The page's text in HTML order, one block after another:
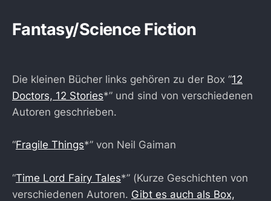
Fantasy/Science Fiction
Die kleinen Bücher links gehören zu der Box “12
Doctors, 12 Stories*” und sind von verschiedenen
Autoren geschrieben.
“Fragile Things*” von Neil Gaiman
“Time Lord Fairy Tales*” (Kurze Geschichten von
verschiedenen Autoren. Gibt es auch als Box,